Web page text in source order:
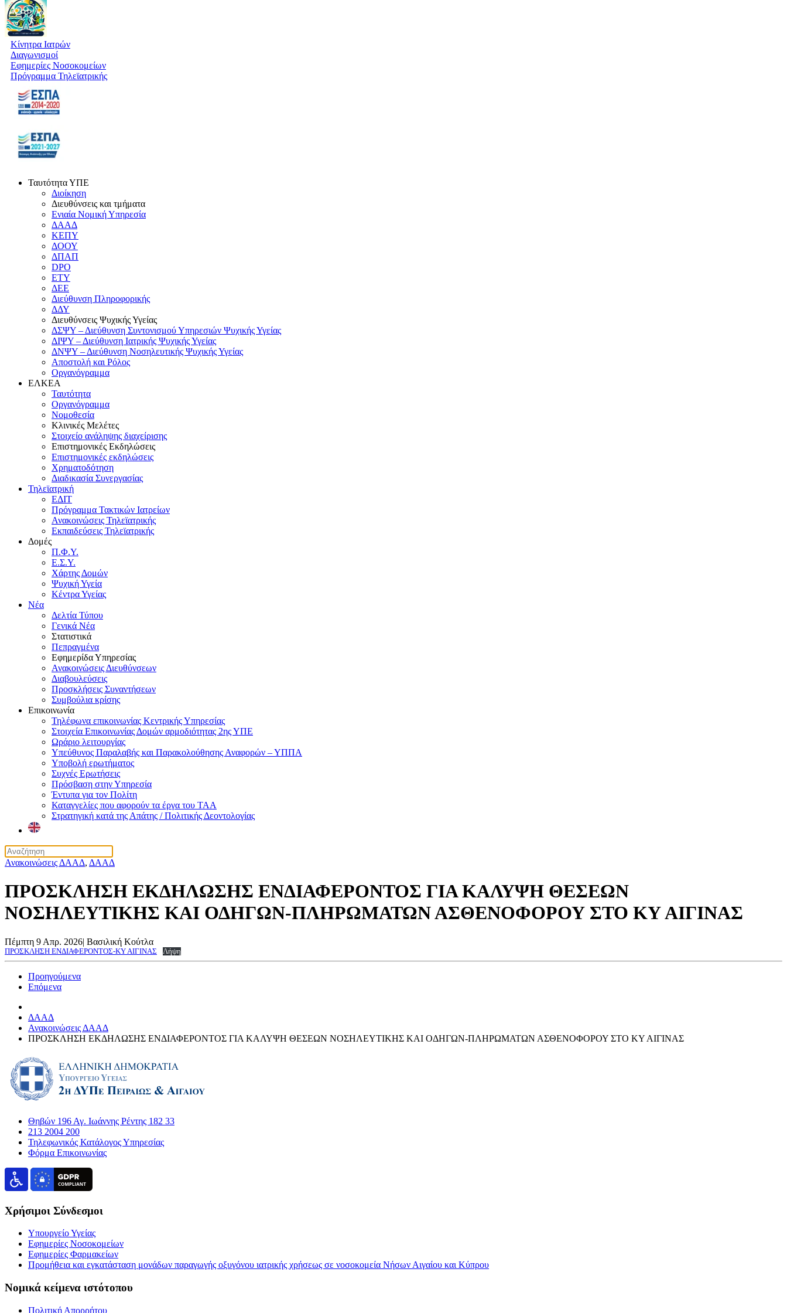
Κίνητρα Ιατρών
Διαγωνισμοί
Εφημερίες Νοσοκομείων
Πρόγραμμα Τηλεϊατρικής
Ταυτότητα ΥΠΕ
Διοίκηση
Διευθύνσεις και τμήματα
Ενιαία Νομική Υπηρεσία
ΔΑΑΔ
ΚΕΠΥ
ΔΟΟΥ
ΔΠΑΠ
DPO
ΕΤΥ
ΔΕΕ
Διεύθυνση Πληροφορικής
ΔΔΥ
Διευθύνσεις Ψυχικής Υγείας
ΔΣΨΥ – Διεύθυνση Συντονισμού Υπηρεσιών Ψυχικής Υγείας
ΔΙΨΥ – Διεύθυνση Ιατρικής Ψυχικής Υγείας
ΔΝΨΥ – Διεύθυνση Νοσηλευτικής Ψυχικής Υγείας
Αποστολή και Ρόλος
Οργανόγραμμα
ΕΛΚΕΑ
Ταυτότητα
Οργανόγραμμα
Νομοθεσία
Κλινικές Μελέτες
Στοιχείο ανάληψης διαχείρισης
Επιστημονικές Εκδηλώσεις
Επιστημονικές εκδηλώσεις
Χρηματοδότηση
Διαδικασία Συνεργασίας
Τηλεϊατρική
ΕΔΙΤ
Πρόγραμμα Τακτικών Ιατρείων
Ανακοινώσεις Τηλεϊατρικής
Εκπαιδεύσεις Τηλεϊατρικής
Δομές
Π.Φ.Υ.
Ε.Σ.Υ.
Χάρτης Δομών
Ψυχική Υγεία
Κέντρα Υγείας
Νέα
Δελτία Τύπου
Γενικά Νέα
Στατιστικά
Πεπραγμένα
Εφημερίδα Υπηρεσίας
Ανακοινώσεις Διευθύνσεων
Διαβουλεύσεις
Προσκλήσεις Συναντήσεων
Συμβούλια κρίσης
Επικοινωνία
Τηλέφωνα επικοινωνίας Κεντρικής Υπηρεσίας
Στοιχεία Επικοινωνίας Δομών αρμοδιότητας 2ης ΥΠΕ
Ωράριο λειτουργίας
Υπεύθυνος Παραλαβής και Παρακολούθησης Αναφορών – ΥΠΠΑ
Υποβολή ερωτήματος
Συχνές Ερωτήσεις
Πρόσβαση στην Υπηρεσία
Έντυπα για τον Πολίτη
Καταγγελίες που αφορούν τα έργα του ΤΑΑ
Στρατηγική κατά της Απάτης / Πολιτικής Δεοντολογίας
Ανακοινώσεις ΔΑΑΔ, ΔΑΑΔ
ΠΡΟΣΚΛΗΣΗ ΕΚΔΗΛΩΣΗΣ ΕΝΔΙΑΦΕΡΟΝΤΟΣ ΓΙΑ ΚΑΛΥΨΗ ΘΕΣΕΩΝ
ΝΟΣΗΛΕΥΤΙΚΗΣ ΚΑΙ ΟΔΗΓΩΝ-ΠΛΗΡΩΜΑΤΩΝ ΑΣΘΕΝΟΦΟΡΟΥ ΣΤΟ ΚΥ ΑΙΓΙΝΑΣ
Πέμπτη 9 Απρ. 2026| Βασιλική Κούτλα
ΠΡΟΣΚΛΗΣΗ ΕΝΔΙΑΦΕΡΟΝΤΟΣ-ΚΥ ΑΙΓΙΝΑΣ Λήψη
Προηγούμενα
Επόμενα
ΔΑΑΔ
Ανακοινώσεις ΔΑΑΔ
ΠΡΟΣΚΛΗΣΗ ΕΚΔΗΛΩΣΗΣ ΕΝΔΙΑΦΕΡΟΝΤΟΣ ΓΙΑ ΚΑΛΥΨΗ ΘΕΣΕΩΝ ΝΟΣΗΛΕΥΤΙΚΗΣ ΚΑΙ ΟΔΗΓΩΝ-ΠΛΗΡΩΜΑΤΩΝ ΑΣΘΕΝΟΦΟΡΟΥ ΣΤΟ ΚΥ ΑΙΓΙΝΑΣ
Θηβών 196 Αγ. Ιωάννης Ρέντης 182 33
213 2004 200
Τηλεφωνικός Κατάλογος Υπηρεσίας
Φόρμα Επικοινωνίας
Χρήσιμοι Σύνδεσμοι
Υπουργείο Υγείας
Εφημερίες Νοσοκομείων
Εφημερίες Φαρμακείων
Προμήθεια και εγκατάσταση μονάδων παραγωγής οξυγόνου ιατρικής χρήσεως σε νοσοκομεία Νήσων Αιγαίου και Κύπρου
Νομικά κείμενα ιστότοπου
Πολιτική Απορρήτου